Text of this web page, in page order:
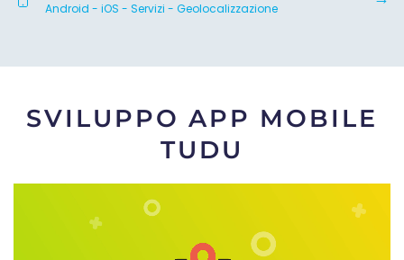
Android - iOS - Servizi - Geolocalizzazione
SVILUPPO APP MOBILE
TUDU